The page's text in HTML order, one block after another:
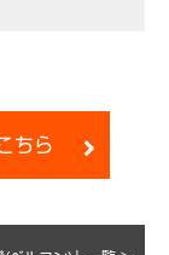
ちら